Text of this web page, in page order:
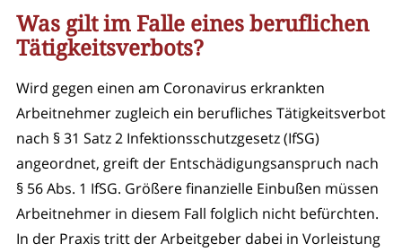
Was gilt im Falle eines beruflichen
Tätigkeitsverbots?
Wird gegen einen am Coronavirus erkrankten
Arbeitnehmer zugleich ein berufliches Tätigkeitsverbot
nach § 31 Satz 2 Infektionsschutzgesetz (IfSG)
angeordnet, greift der Entschädigungsanspruch nach
§ 56 Abs. 1 IfSG. Größere finanzielle Einbußen müssen
Arbeitnehmer in diesem Fall folglich nicht befürchten.
In der Praxis tritt der Arbeitgeber dabei in Vorleistung